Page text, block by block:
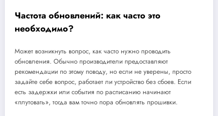
Частота обновлений: как часто это
необходимо?
Может возникнуть вопрос, как часто нужно проводить
обновления. Обычно производители предоставляют
рекомендации по этому поводу, но если не уверены, просто
задайте себе вопрос, работает ли устройство без сбоев. Если
есть задержки или события по расписанию начинают
«плутовать», тогда вам точно пора обновлять прошивки.